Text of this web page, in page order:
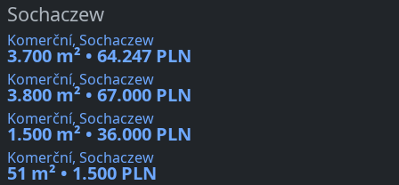
Sochaczew
Komerční, Sochaczew
3.700 m² • 64.247 PLN
Komerční, Sochaczew
3.800 m² • 67.000 PLN
Komerční, Sochaczew
1.500 m² • 36.000 PLN
Komerční, Sochaczew
51 m² • 1.500 PLN